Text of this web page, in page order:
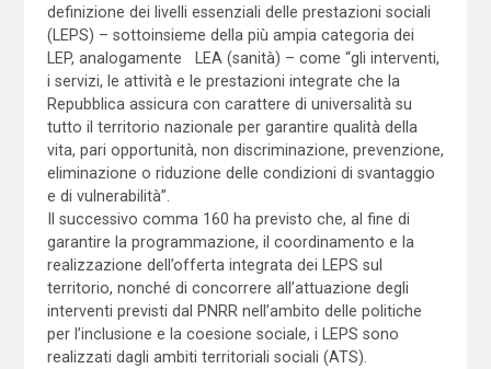
definizione dei livelli essenziali delle prestazioni sociali
(LEPS) – sottoinsieme della più ampia categoria dei
LEP, analogamente LEA (sanità) – come “gli interventi,
i servizi, le attività e le prestazioni integrate che la
Repubblica assicura con carattere di universalità su
tutto il territorio nazionale per garantire qualità della
vita, pari opportunità, non discriminazione, prevenzione,
eliminazione o riduzione delle condizioni di svantaggio
e di vulnerabilità”.
Il successivo comma 160 ha previsto che, al fine di
garantire la programmazione, il coordinamento e la
realizzazione dell’offerta integrata dei LEPS sul
territorio, nonché di concorrere all’attuazione degli
interventi previsti dal PNRR nell’ambito delle politiche
per l’inclusione e la coesione sociale, i LEPS sono
realizzati dagli ambiti territoriali sociali (ATS).